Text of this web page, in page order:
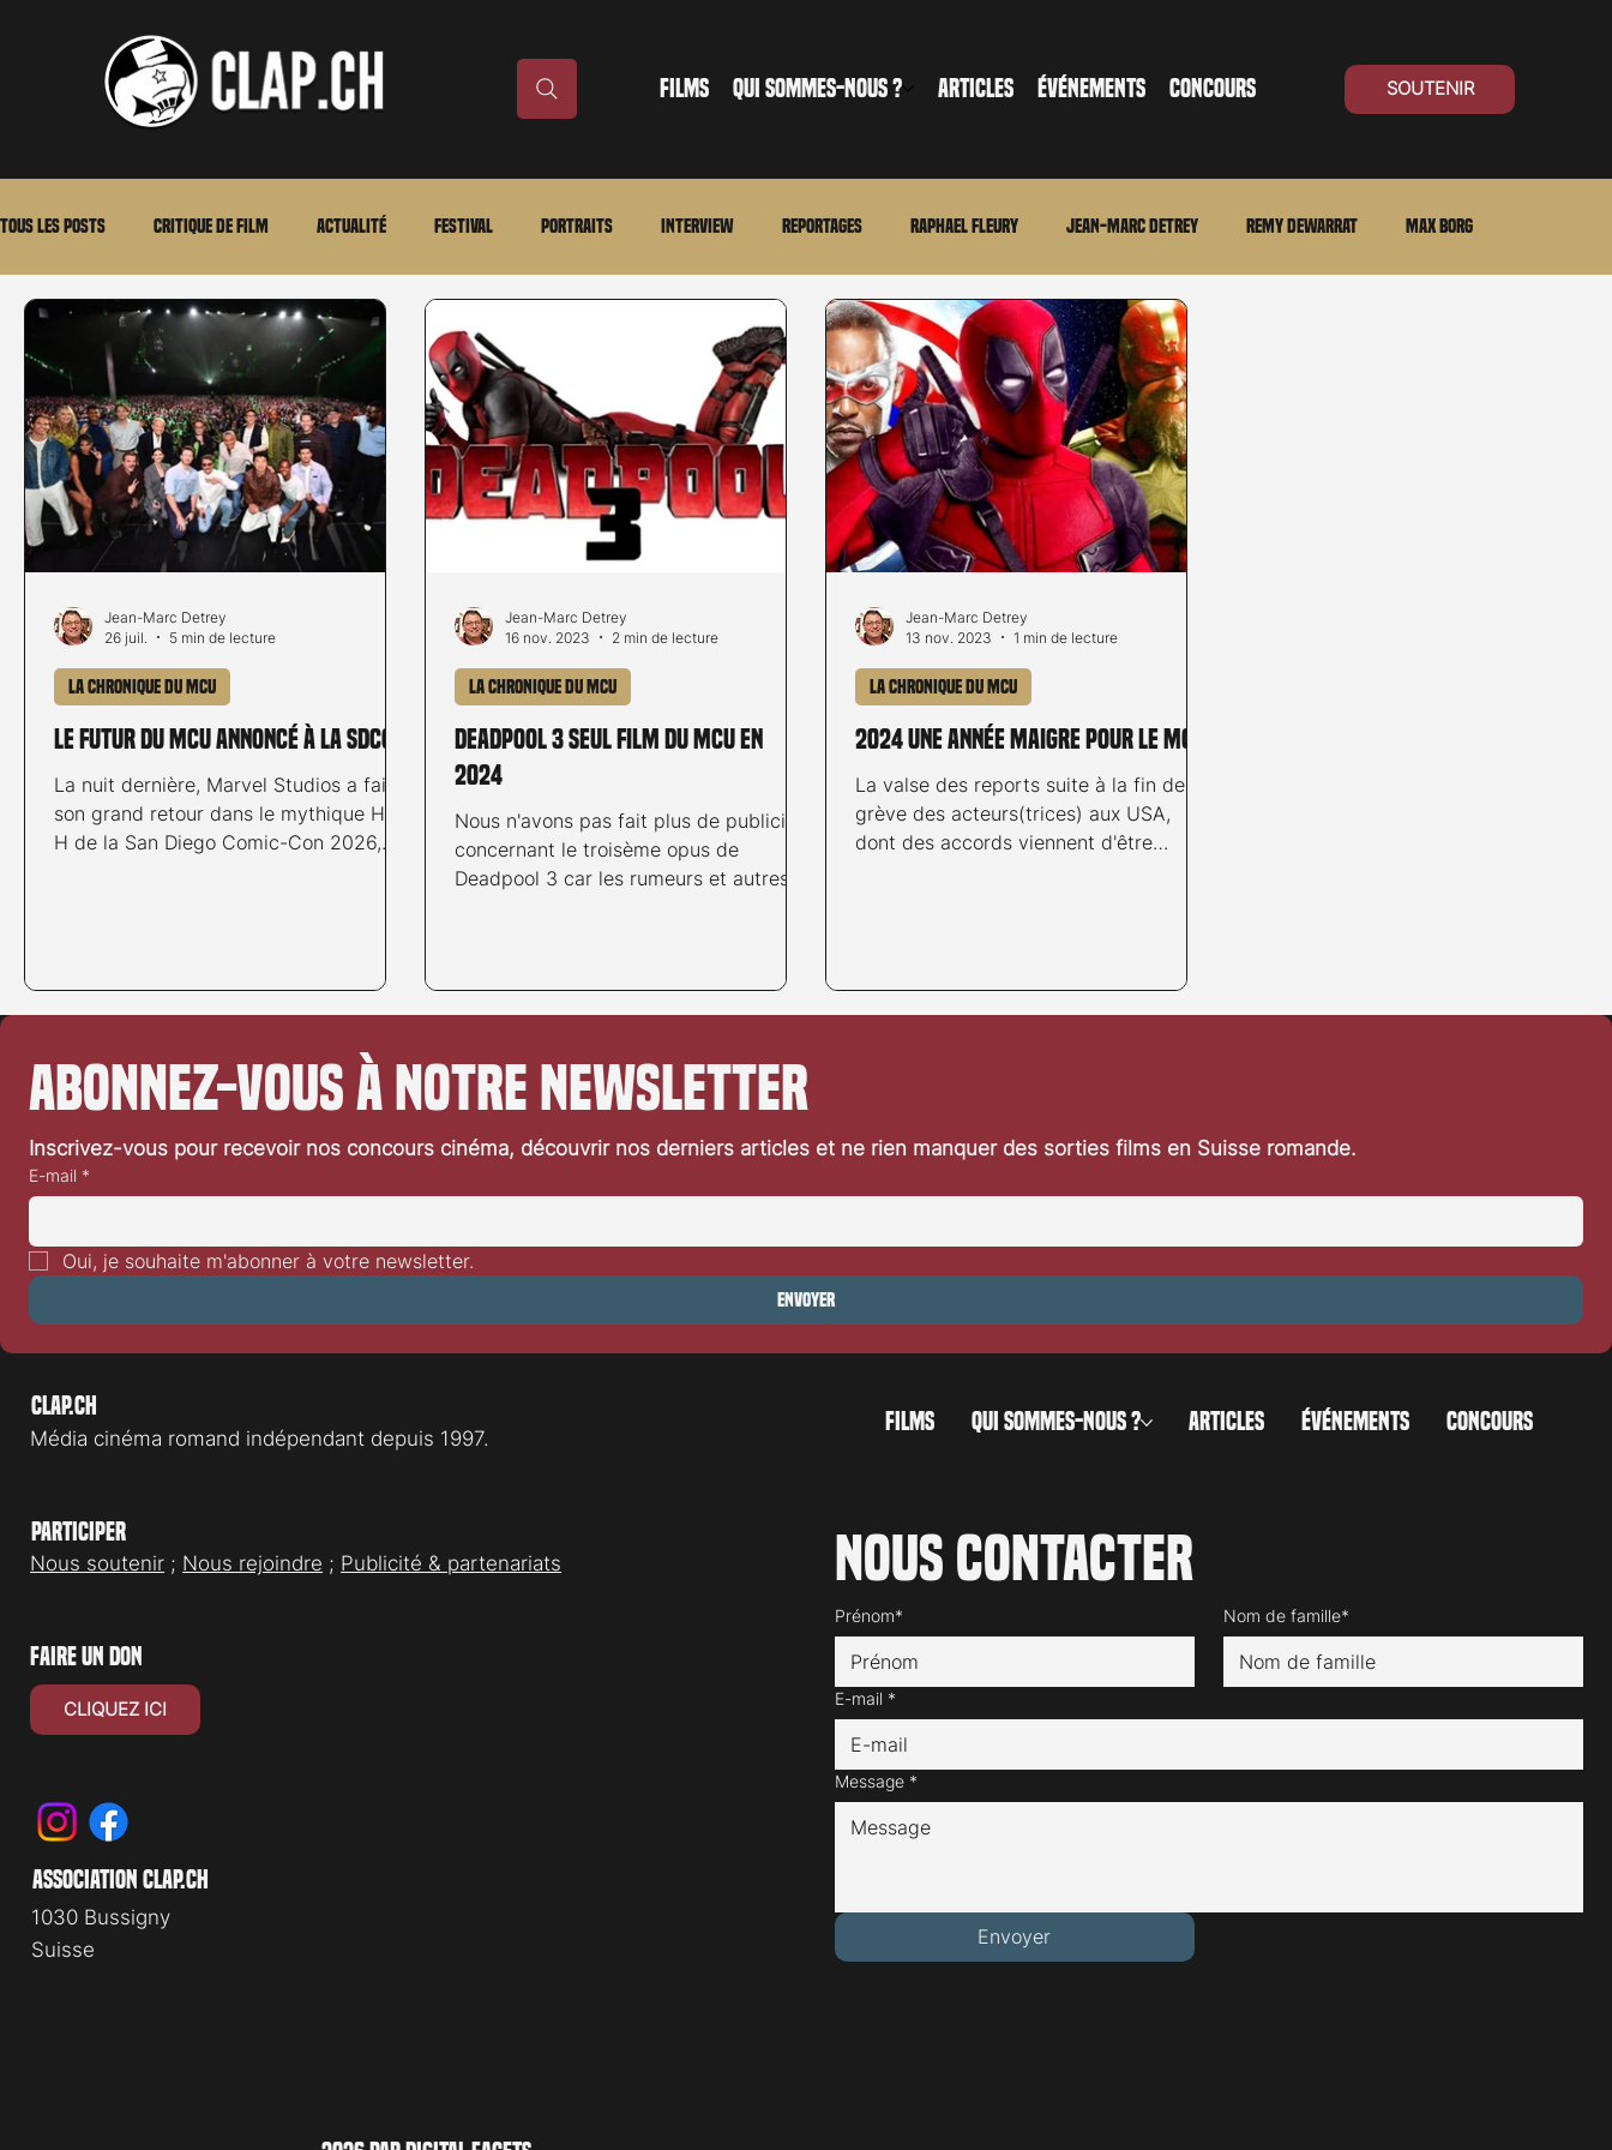
FILMS QUI SOMMES-NOUS ? ARTICLES ÉVÉNEMENTS CONCOURS SOUTENIR
Tous les posts Critique de film Actualité Festival Portraits Interview Reportages Raphael Fleury Jean-Marc Detrey Remy Dewarrat Max Borg
Laurent Scherlen Memento En bref En bref La chronique du MCU Cinéma Suisse
Stéfanie Rossier Streaming Stefanie Rossier Culture Régional Merchandising TWD Universe
Le futur du MCU annoncé à la SDCC
La nuit dernière, Marvel Studios a fait
son grand retour dans le mythique Hall
H de la San Diego Comic-Con 2026,
officielles.
La chronique du MCU
Jean-Marc Detrey
26 juil.
5 min de lecture
Deadpool 3 seul film du MCU en
2024
Nous n'avons pas fait plus de publicité
concernant le troisème opus de
Deadpool 3 car les rumeurs et autres
La chronique du MCU
Jean-Marc Detrey
16 nov. 2023
2 min de lecture
2024 une année maigre pour le MCU
La valse des reports suite à la fin de la
grève des acteurs(trices) aux USA,
dont des accords viennent d'être
La chronique du MCU
Jean-Marc Detrey
13 nov. 2023
1 min de lecture
Abonnez-vous à notre newsletter
Inscrivez-vous pour recevoir nos concours cinéma, découvrir nos derniers articles et ne rien manquer des sorties films en Suisse romande.
E-mail *
Oui, je souhaite m'abonner à votre newsletter.
Envoyer
Clap.ch
Média cinéma romand indépendant depuis 1997.
FILMS QUI SOMMES-NOUS ? ARTICLES ÉVÉNEMENTS CONCOURS
Participer
Nous soutenir ; Nous rejoindre ; Publicité & partenariats Nous contacter
Prénom* Nom de famille*
E-mail *
Message *
Envoyer
faire un don
CLIQUEZ ICI
association clap.ch
1030 Bussigny
Suisse